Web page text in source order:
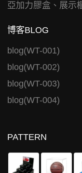
亞加力膠盒、展示
博客BLOG
blog(WT-001)
blog(WT-002)
blog(WT-003)
blog(WT-004)
PATTERN